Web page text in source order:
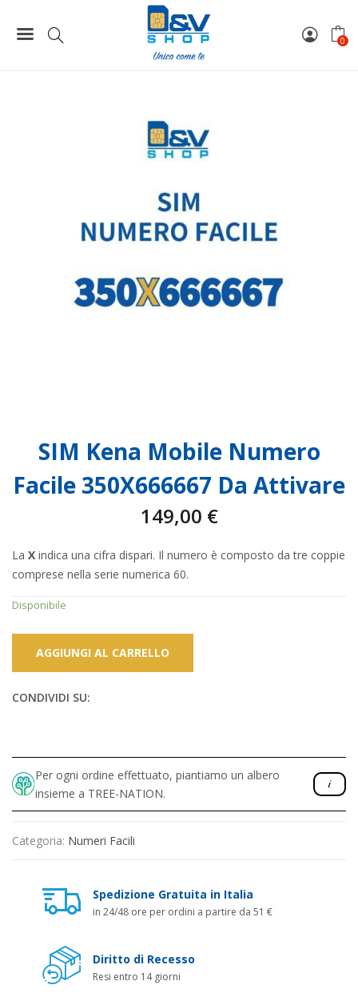
0
SIM Kena Mobile Numero Facile 350X666667 Da Attivare
SIM Kena Mobile Numero
Facile 350X666667 Da Attivare
149,00 €
La X indica una cifra dispari. Il numero è composto da tre coppie
comprese nella serie numerica 60.
Disponibile
AGGIUNGI AL CARRELLO
CONDIVIDI SU:
Per ogni ordine effettuato, piantiamo un albero
insieme a TREE-NATION.
Categoria: Numeri Facili
Spedizione Gratuita in Italia
in 24/48 ore per ordini a partire da 51 €
Diritto di Recesso
Resi entro 14 giorni